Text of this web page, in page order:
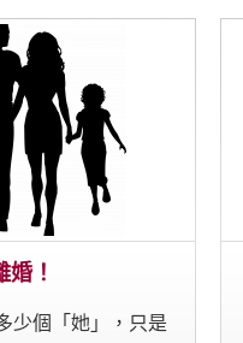
！
少個「她」，只是